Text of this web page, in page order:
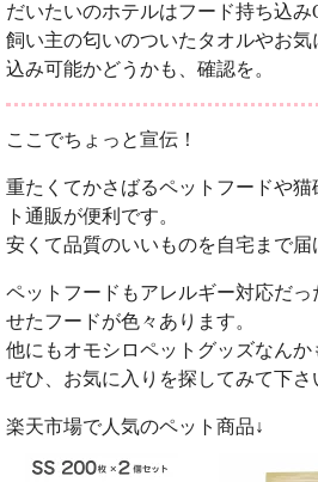
だいたいのホテルはフード持ち込み
飼い主の匂いのついたタオルやお
込み可能かどうかも、確認を。
ここでちょっと宣伝！
重たくてかさばるペットフードや
ト通販が便利です。
安くて品質のいいものを自宅まで届
ペットフードもアレルギー対応だ
せたフードが色々あります。
他にもオモシロペットグッズなんか
ぜひ、お気に入りを探してみて下さ
楽天市場で人気のペット商品↓